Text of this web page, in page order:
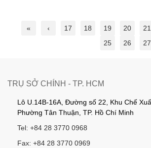
« ‹ 17 18 19 20 21
25
26 27
TRỤ SỞ CHÍNH - TP. HCM
Lô U.14B-16A, Đường số 22, Khu Chế
Phường Tân Thuận, TP. Hồ Chí Minh
Tel: +84 28 3770 0968
Fax: +84 28 3770 0969